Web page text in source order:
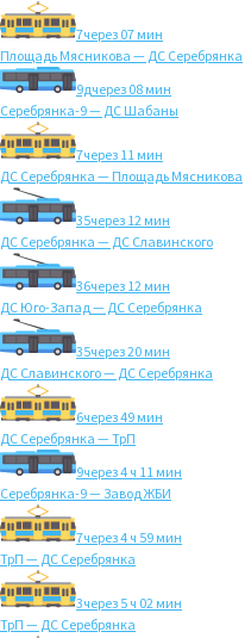
7через 07 мин
Площадь Мясникова — ДС Серебрянка
9дчерез 08 мин
Серебрянка-9 — ДС Шабаны
7через 11 мин
ДС Серебрянка — Площадь Мясникова
35через 12 мин
ДС Серебрянка — ДС Славинского
36через 12 мин
ДС Юго-Запад — ДС Серебрянка
35через 20 мин
ДС Славинского — ДС Серебрянка
6через 49 мин
ДС Серебрянка — ТрП
9через 4 ч 11 мин
Серебрянка-9 — Завод ЖБИ
7через 4 ч 59 мин
ТрП — ДС Серебрянка
3через 5 ч 02 мин
ТрП — ДС Серебрянка